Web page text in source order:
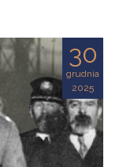
30
grudnia
2025